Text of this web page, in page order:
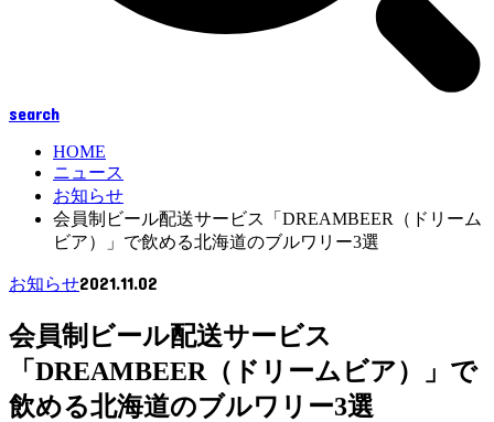
search
HOME
ニュース
お知らせ
会員制ビール配送サービス「DREAMBEER（ドリーム
ビア）」で飲める北海道のブルワリー3選
お知らせ2021.11.02
会員制ビール配送サービス
「DREAMBEER（ドリームビア）」で
飲める北海道のブルワリー3選